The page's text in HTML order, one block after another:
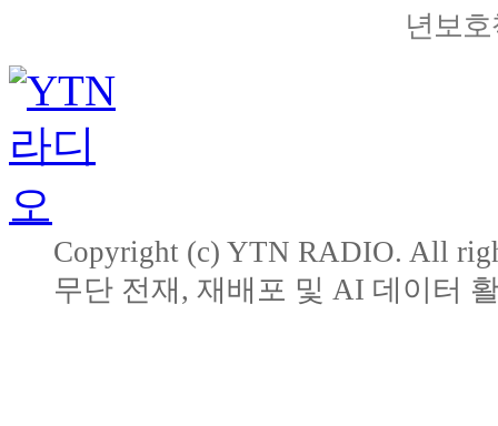
년보
Copyright (c) YTN RADIO. All
무단 전재, 재배포 및 AI 데이터